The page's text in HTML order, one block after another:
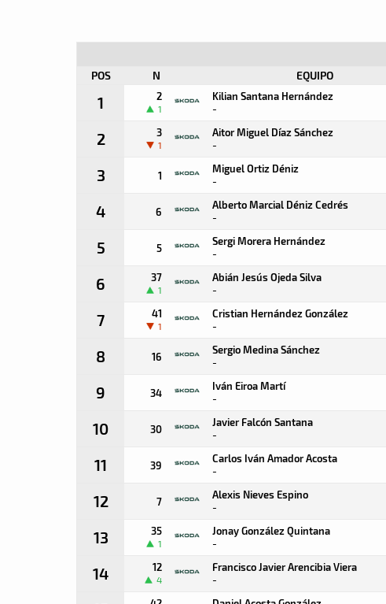
POS N EQUIPO
1 2
1
Kilian Santana Hernández
-
2 3
1
Aitor Miguel Díaz Sánchez
-
3 1
Miguel Ortiz Déniz
-
4 6
Alberto Marcial Déniz Cedrés
-
5 5
Sergi Morera Hernández
-
6 37
1
Abián Jesús Ojeda Silva
-
7 41
1
Cristian Hernández González
-
8 16
Sergio Medina Sánchez
-
9 34
Iván Eiroa Martí
-
10 30
Javier Falcón Santana
-
11 39
Carlos Iván Amador Acosta
-
12 7
Alexis Nieves Espino
-
13 35
1
Jonay González Quintana
-
14 12
4
Francisco Javier Arencibia Viera
-